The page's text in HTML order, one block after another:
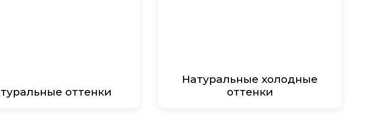
оттенки
Натуральные холодные
оттенки